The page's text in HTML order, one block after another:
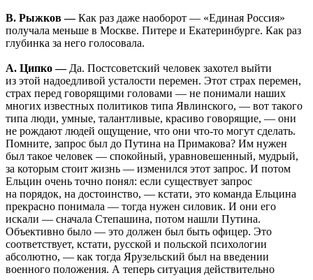
В. Рыжков —Как раз даже наоборот — «Единая Россия»
получала меньше в Москве. Питере и Екатеринбурге. Как раз
глубинка за него голосовала.
А. Ципко —Да. Постсоветский человек захотел выйти
из этой надоедливой усталости перемен. Этот страх перемен,
страх перед говорящими головами — не понимали наших
многих известных политиков типа Явлинского, — вот такого
типа люди, умные, талантливые, красиво говорящие, — они
не рождают людей ощущение, что они что-то могут сделать.
Помните, запрос был до Путина на Примакова? Им нужен
был такое человек — спокойный, уравновешенный, мудрый,
за которым стоит жизнь — изменился этот запрос. И потом
Ельцин очень точно понял: если существует запрос
на порядок, на достоинство, — кстати, это команда Ельцина
прекрасно понимала — тогда нужен силовик. И они его
искали — сначала Степашина, потом нашли Путина.
Объективно было — это должен был быть офицер. Это
соответствует, кстати, русской и польской психологии
абсолютно, — как тогда Ярузельский был на введении
военного положения. А теперь ситуация действительно